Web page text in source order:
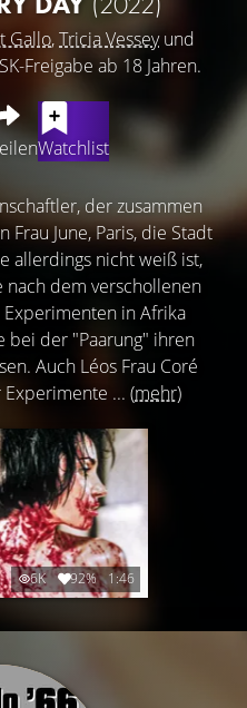
Gallo,Tricia Vesseyund
Freigabe ab 18 Jahren.
Watchlist
der zusammen
June, Paris, die Stadt
allerdings nicht weiß ist,
nach dem verschollenen
in Afrika
bei der "Paarung" ihren
Auch Léos Frau Coré
... (mehr)
6K 92% 1:46